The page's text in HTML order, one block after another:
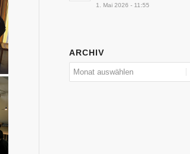
1. Mai 2026 - 11:55
ARCHIV